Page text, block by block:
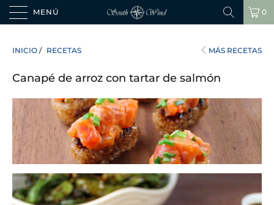
MENÚ 0
INICIO / RECETAS MÁS RECETAS
Canapé de arroz con tartar de salmón